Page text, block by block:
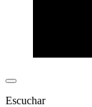
Escuchar